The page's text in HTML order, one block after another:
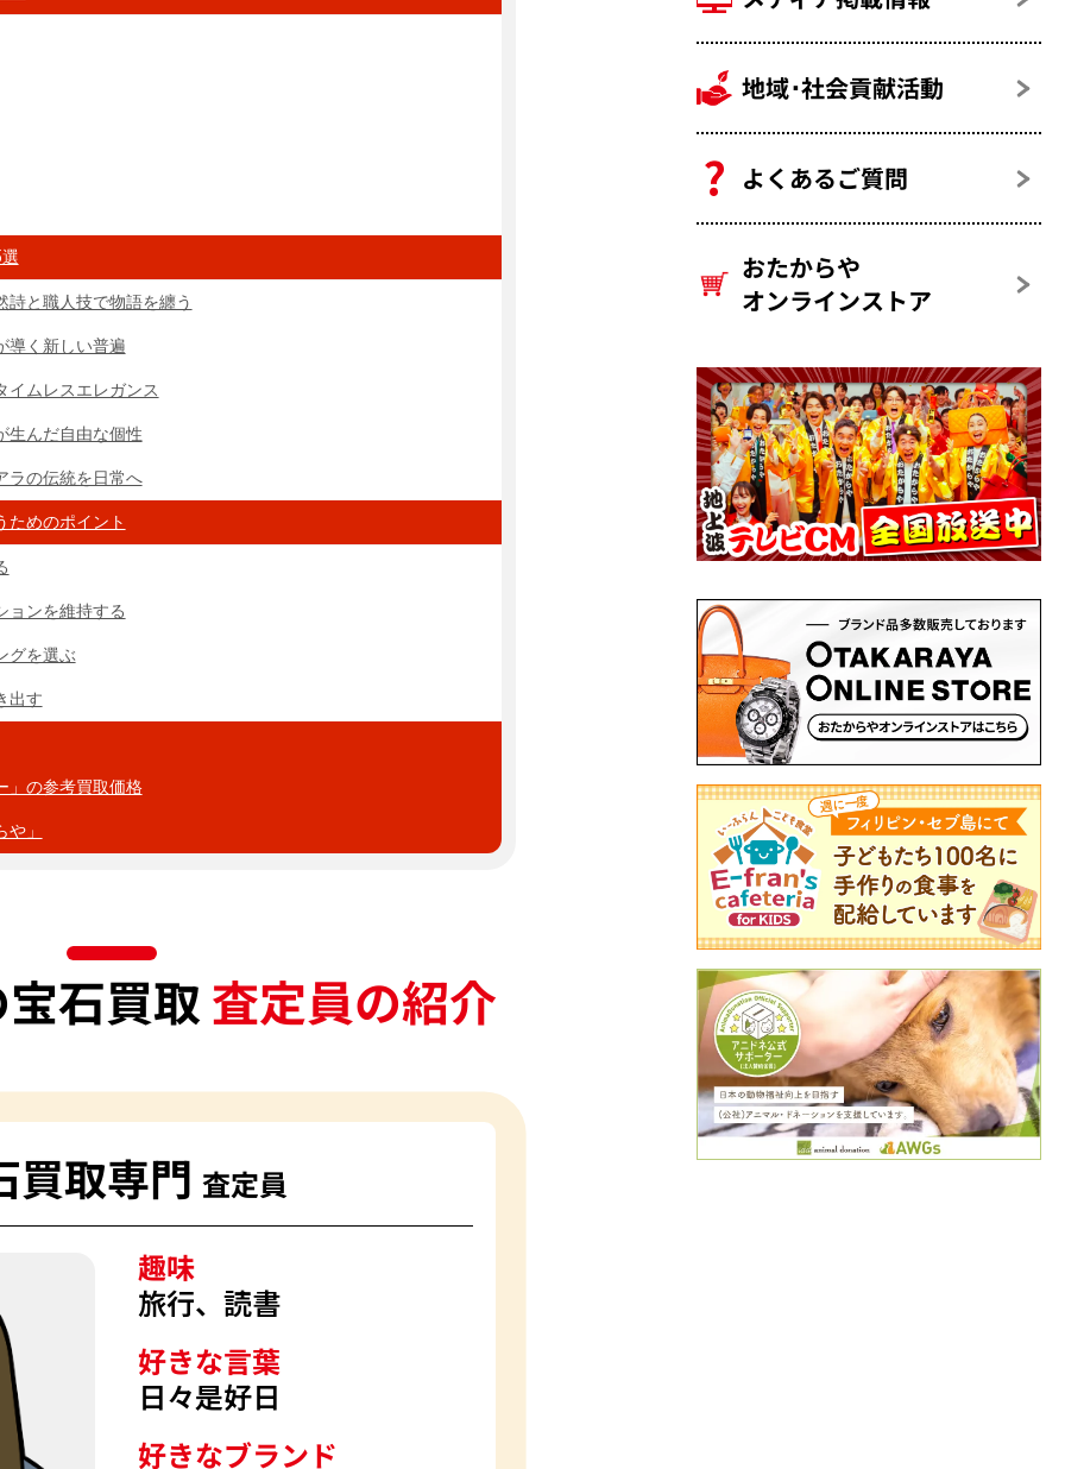
詩と職人技で物語を纏う
導く新しい普遍
イムレスエレガンス
生んだ自由な個性
ラの伝統を日常へ
ためのポイント
ョンを維持する
グを選ぶ
出す
」の参考買取価格
」
石買取査定員の紹介
買取専門 査定員
趣味
旅行、読書
好きな言葉
日々是好日
好きなブランド
地域･社会貢献活動
よくあるご質問
おたからや
オンラインストア